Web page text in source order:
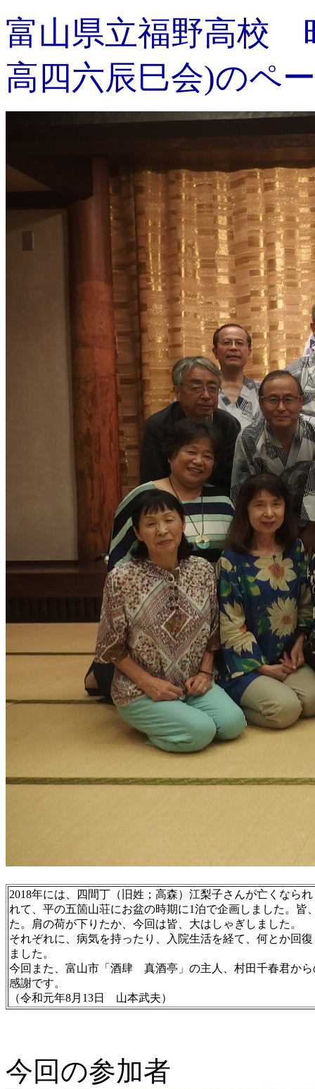
富山県立福野高校
高四六辰巳会)のペ
2018年には、四間丁（旧姓；高森）江梨子さんが亡くなら
れて、平の五箇山荘にお盆の時期に1泊で企画しました。
た。肩の荷が下りたか、今回は皆、大はしゃぎしました。
それぞれに、病気を持ったり、入院生活を経て、何とか回
ました。
今回また、富山市「酒肆 真酒亭」の主人、村田千春君か
感謝です。
（令和元年8月13日 山本武夫）
今回の参加者